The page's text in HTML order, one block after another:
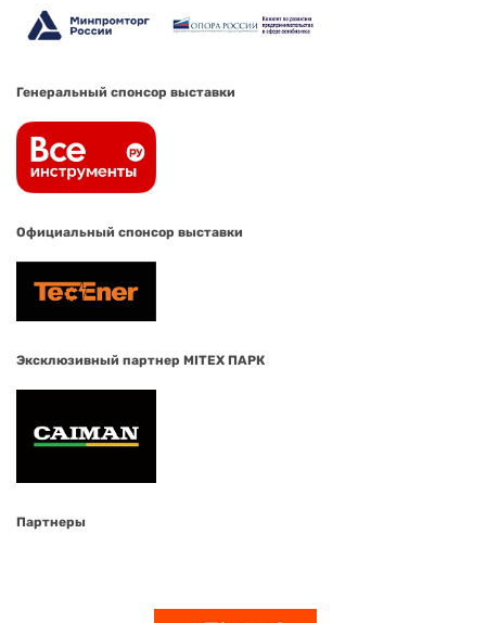
Генеральный спонсор выставки
Официальный спонсор выставки
Эксклюзивный партнер MITEX ПАРК
Партнеры